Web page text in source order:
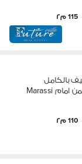
115 م٢
بالكامل
110 م٢